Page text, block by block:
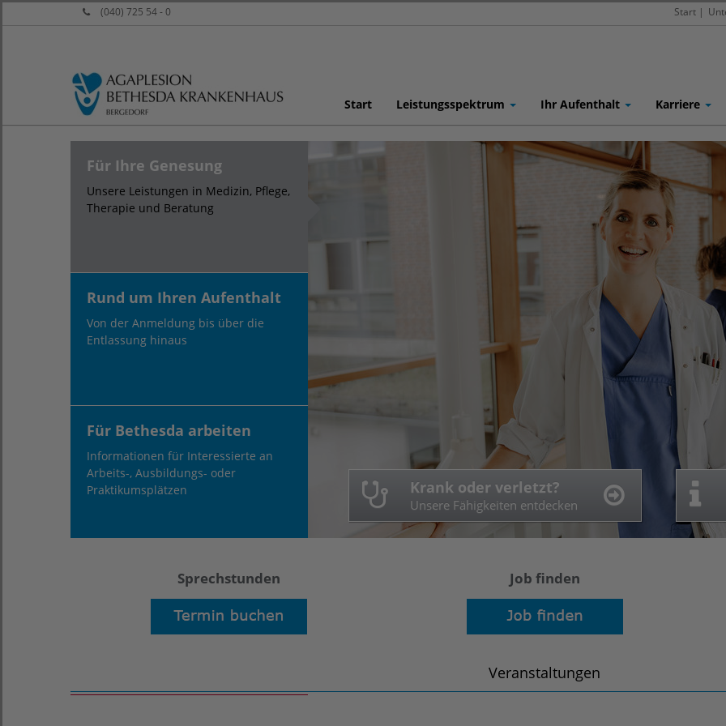
(040) 725 54 - 0 Start |
Start Leistungsspektrum Ihr Aufenthalt Karriere
Für Ihre Genesung
Unsere Leistungen in Medizin, Pflege,
Therapie und Beratung
Rund um Ihren Aufenthalt
Von der Anmeldung bis über die
Entlassung hinaus
Für Bethesda arbeiten
Informationen für Interessierte an
Arbeits-, Ausbildungs- oder
Praktikumsplätzen
Krank oder verletzt?
Unsere Fähigkeiten entdecken
Ihre Behandlung
So bekommen Sie einen Termin
Arbeiten im Bethesda
Was wir bieten und erwarten
Sprechstunden Job finden
Veranstaltungen